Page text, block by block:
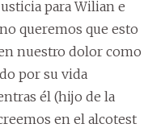
para Wilian e
queremos que esto
nuestro dolor como
por su vida
él (hijo de la
en el alcotest